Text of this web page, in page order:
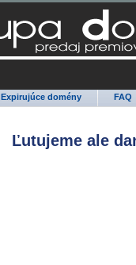
Expirujúce domény FAQ
Ľutujeme ale